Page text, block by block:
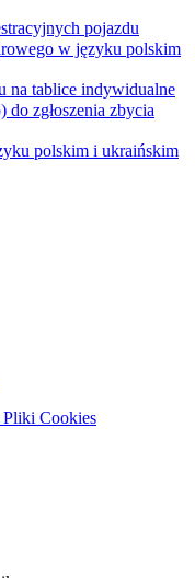
pojazdu
w języku polskim
na tablice indywidualne
zgłoszenia zbycia
polskim i ukraińskim
Cookies